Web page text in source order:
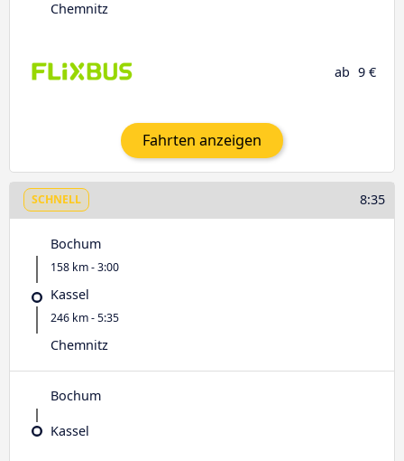
Chemnitz
ab 9 €
Fahrten anzeigen
SCHNELL 8:35
Bochum
158 km - 3:00
Kassel
246 km - 5:35
Chemnitz
Bochum
Kassel